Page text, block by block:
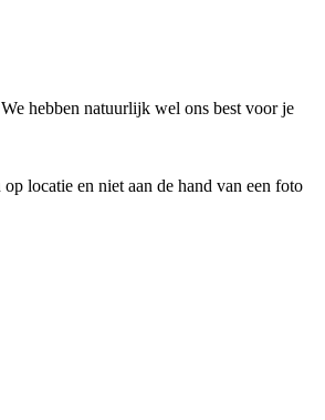
hebben natuurlijk wel ons best voor je
locatie en niet aan de hand van een foto